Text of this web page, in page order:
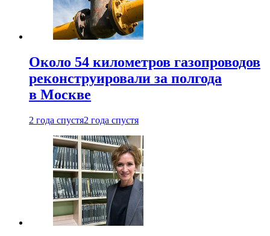
Около 54 километров газопроводов
реконструировали за полгода
в Москве
2 года спустя2 года спустя